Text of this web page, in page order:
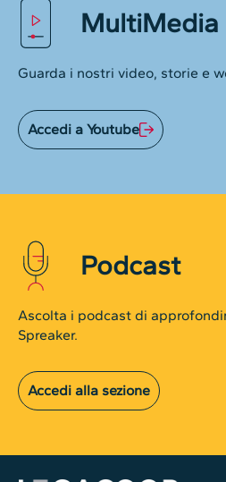
MultiMedia
Guarda i nostri video, storie e
Accedi a Youtube
Podcast
Ascolta i podcast di
Spreaker.
Accedi alla sezione